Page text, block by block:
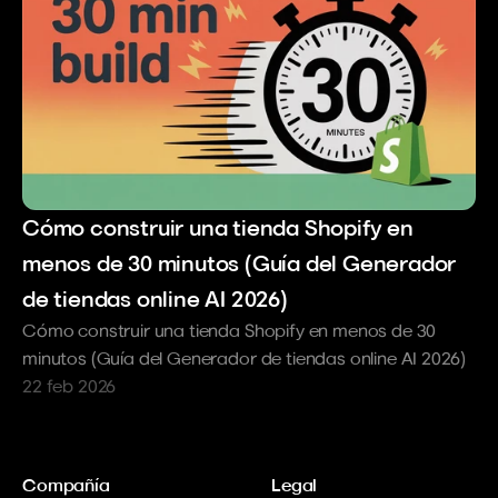
Pega una URL de producto de AliExpress,
Amazon o Alibaba. La IA analiza el producto
— qué hace, para quién es, qué problemas
resuelve — y genera una tienda de marca
completa: página de inicio, páginas de
productos, página sobre nosotros, página
de contacto y todo el contenido de apoyo.
Cómo construir una tienda Shopify en
menos de 30 minutos (Guía del Generador
de tiendas online AI 2026)
Cómo construir una tienda Shopify en menos de 30
minutos (Guía del Generador de tiendas online AI 2026)
22 feb 2026
Compañía Legal